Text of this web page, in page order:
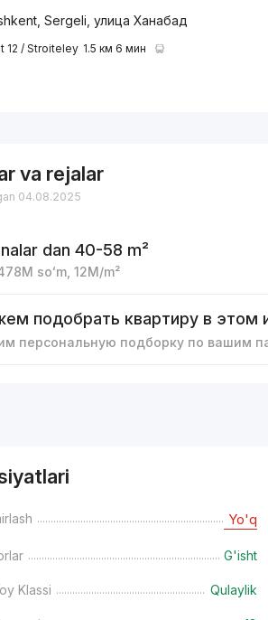
Sergeli, улица Ханабад
12 / Stroiteley 1.5 км 6 мин
va rejalar
04.08.2025
dan 40-58 m²
soʻm ,12M/m²
подобрать квартиру в этом
персональную подборку по вашим
Yo'q
G'isht
Klassi Qulaylik